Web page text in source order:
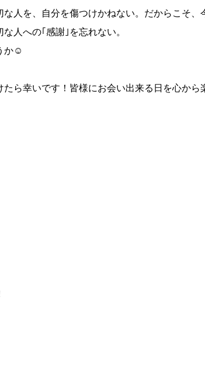
人を、自分を傷つけかねない。だからこそ、
人への｢感謝｣を忘れない。
か☺️
ら幸いです！皆様にお会い出来る日を心から